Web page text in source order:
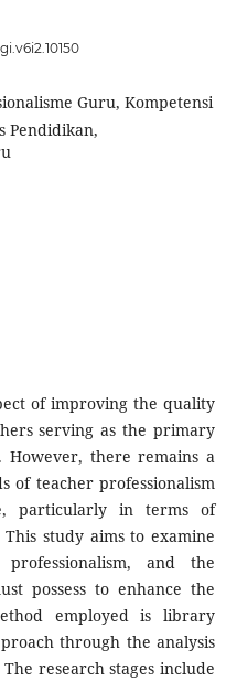
Guru, Kompetensi
Pendidikan,
of improving the quality
serving as the primary
However, there remains a
of teacher professionalism
particularly in terms of
study aims to examine
and the
possess to enhance the
employed is library
through the analysis
research stages include